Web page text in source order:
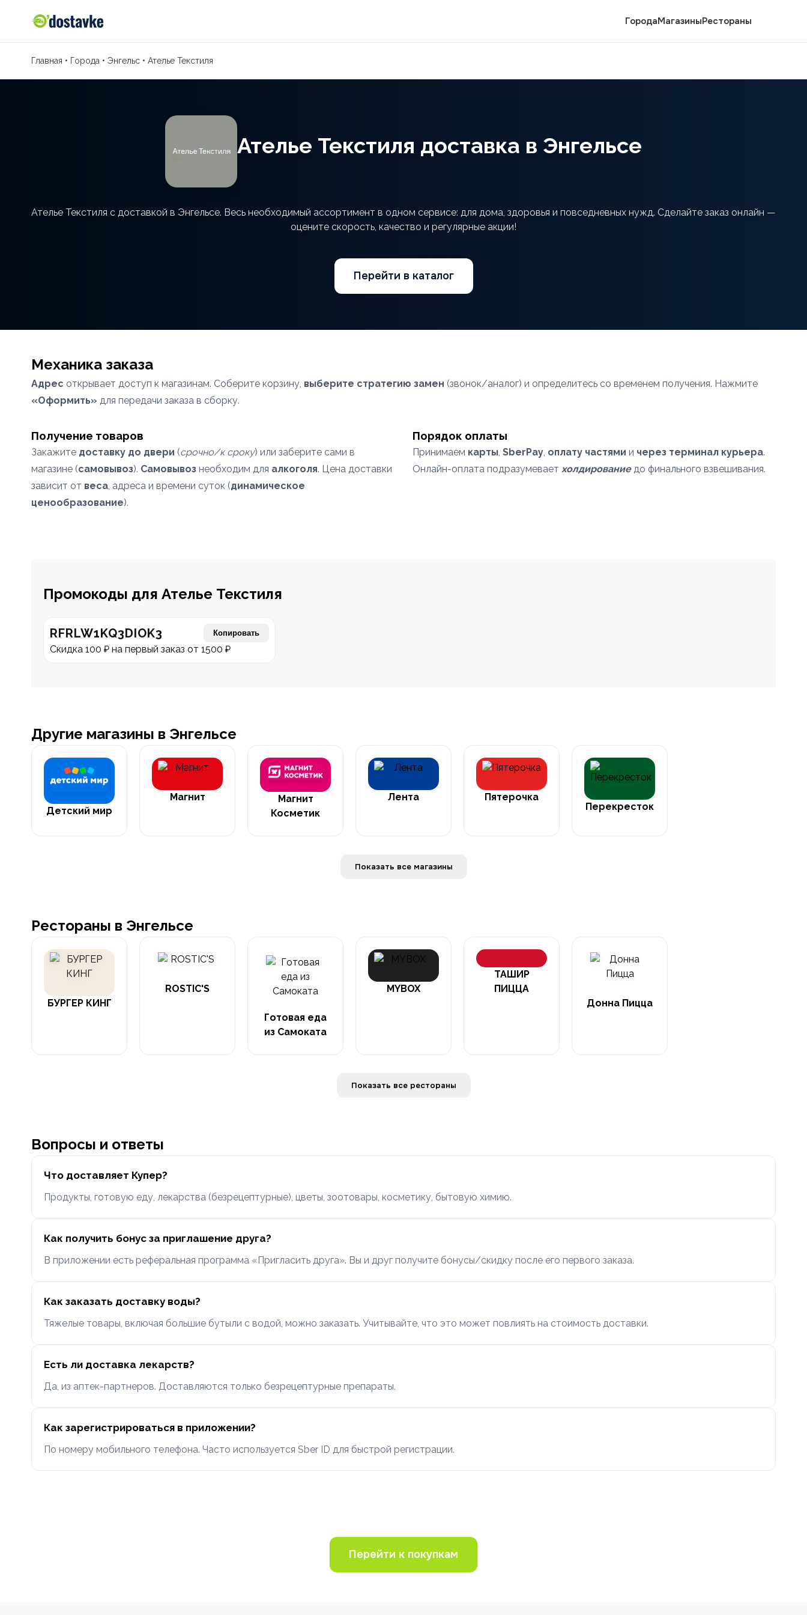
ГородаМагазиныРестораны
Главная • Города • Энгельс • Ателье Текстиля
Ателье Текстиля доставка в Энгельсе
Ателье Текстиля с доставкой в Энгельсе. Весь необходимый ассортимент в одном сервисе: для дома, здоровья и повседневных нужд. Сделайте заказ онлайн —
оцените скорость, качество и регулярные акции!
Перейти в каталог
Механика заказа
Адрес открывает доступ к магазинам. Соберите корзину, выберите стратегию замен (звонок/аналог) и определитесь со временем получения. Нажмите
«Оформить» для передачи заказа в сборку.
Получение товаров
Закажите доставку до двери (срочно/к сроку) или заберите сами в
магазине (самовывоз). Самовывоз необходим для алкоголя. Цена доставки
зависит от веса, адреса и времени суток (динамическое
ценообразование).
Порядок оплаты
Принимаем карты, SberPay, оплату частями и через терминал курьера.
Онлайн-оплата подразумевает холдированиедо финального взвешивания.
Промокоды для Ателье Текстиля
RFRLW1KQ3DIOK3 Копировать
Скидка 100 ₽ на первый заказ от 1500 ₽
Другие магазины в Энгельсе
Детский мир
Магнит
Магнит
Косметик
Лента
Пятерочка
Перекресток
Показать все магазины
Рестораны в Энгельсе
БУРГЕР КИНГ
ROSTIC'S
Готовая еда
из Самоката
MYBOX
ТАШИР
ПИЦЦА
Донна Пицца
Показать все рестораны
Вопросы и ответы
Что доставляет Купер?
Продукты, готовую еду, лекарства (безрецептурные), цветы, зоотовары, косметику, бытовую химию.
Как получить бонус за приглашение друга?
В приложении есть реферальная программа «Пригласить друга». Вы и друг получите бонусы/скидку после его первого заказа.
Как заказать доставку воды?
Тяжелые товары, включая большие бутыли с водой, можно заказать. Учитывайте, что это может повлиять на стоимость доставки.
Есть ли доставка лекарств?
Да, из аптек-партнеров. Доставляются только безрецептурные препараты.
Как зарегистрироваться в приложении?
По номеру мобильного телефона. Часто используется Sber ID для быстрой регистрации.
Перейти к покупкам